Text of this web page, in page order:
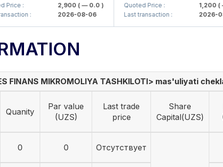
:
2,900( — 0.0 )
:
2026-08-06
Quoted Price :
1,200( —
Last transaction :
2026-08-
FINANS MIKROMOLIYA TASHKILOTI> mas'uliyati
Quanity
Par value
(UZS)
Last trade
price
Share
Capital(UZS)
0 0 Отсутствует